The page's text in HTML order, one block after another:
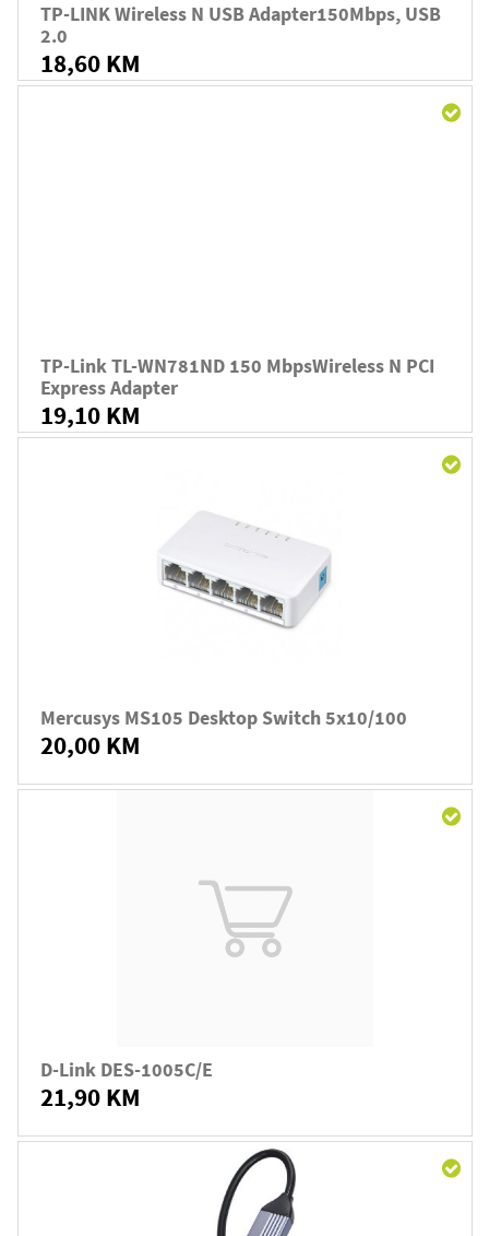
TP-LINK Wireless N USB Adapter150Mbps, USB
2.0
18,60 KM
TP-Link TL-WN781ND 150 MbpsWireless N PCI
Express Adapter
19,10 KM
Mercusys MS105 Desktop Switch 5x10/100
20,00 KM
D-Link DES-1005C/E
21,90 KM